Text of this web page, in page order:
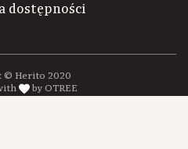
dostępności
© Herito 2020
by OTREE